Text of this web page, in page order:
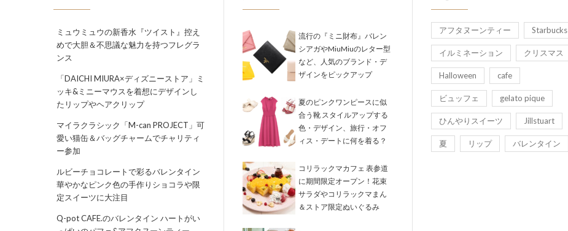
ミュウミュウの新香水『ツイスト』控え
めで大胆＆不思議な魅力を持つフレグラ
ンス
「DAICHI MIURA×ディズニーストア」ミ
ッキ&ミニーマウスを着想にデザインし
たリップやヘアクリップ
マイラクラシック「M-can PROJECT」可
愛い猫缶＆バッグチャームでチャリティ
ー参加
ルビーチョコレートで彩るバレンタイン
華やかなピンク色の手作りショコラや限
定スイーツに大注目
Q-pot CAFE.のバレンタイン ハートがい
流行の『ミニ財布』バレン
シアガやMiuMiuのレター型
など、人気のブランド・デ
ザインをピックアップ
夏のピンクワンピースに似
合う靴 スタイルアップする
色・デザイン、旅行・オフ
ィス・デートに何を着る？
コリラックマカフェ 表参道
に期間限定オープン！花束
サラダやコリラックマまん
＆ストア限定ぬいぐるみ
アフタヌーンティー Starbucks
イルミネーション クリスマス
Halloween cafe
ビュッフェ gelato pique
ひんやりスイーツ Jillstuart
夏 リップ バレンタイン